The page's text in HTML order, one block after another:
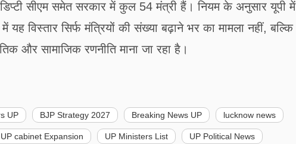
डिप्टी सीएम समेत सरकार में कुल 54 मंत्री हैं। नियम के अनुसार यूपी में
विस्तार सिर्फ मंत्रियों की संख्या बढ़ाने भर का मामला नहीं, बल्कि
और सामाजिक रणनीति माना जा रहा है।
UP BJP Strategy 2027 Breaking News UP lucknow news
UP cabinet Expansion UP Ministers List UP Political News